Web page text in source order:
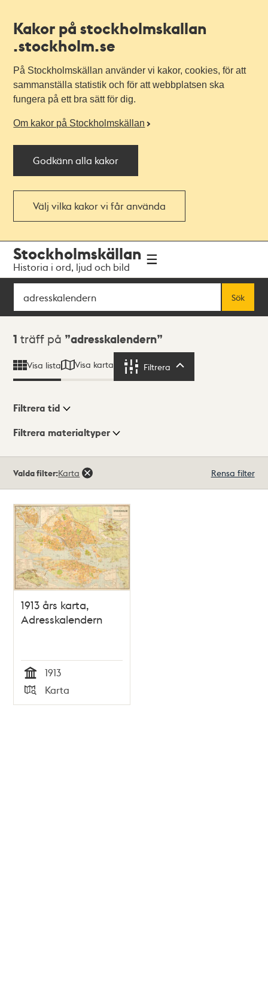
Kakor på stockholmskallan
.stockholm.se
På Stockholmskällan använder vi kakor, cookies, för att
sammanställa statistik och för att webbplatsen ska
fungera på ett bra sätt för dig.
Om kakor på Stockholmskällan
Godkänn alla kakor
Välj vilka kakor vi får använda
navigationen
huvudinnehållet
Stockholmskällan
Historia i ord, ljud och bild
Sök
Sök
Sökresultat
1 träff på adresskalendern
Visa lista Visa karta Filtrera
Visningsläge
Filtrera tid
Filtrera materialtyper
träffar
Valda filter:Karta Rensa filter
1913 års karta,
Adresskalendern
Tid
1913
Typ
Karta